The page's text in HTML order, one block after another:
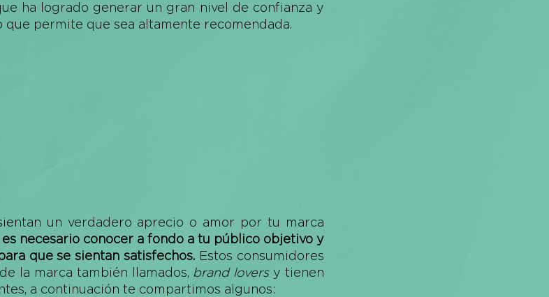
ha logrado generar un gran nivel de confianza y
que permite que sea altamente recomendada.
un verdadero aprecio o amor por tu marca
es necesario conocer a fondo a tu público objetivo y
que se sientan satisfechos. Estos consumidores
la marca también llamados, brand lovers y tienen
a continuación te compartimos algunos: